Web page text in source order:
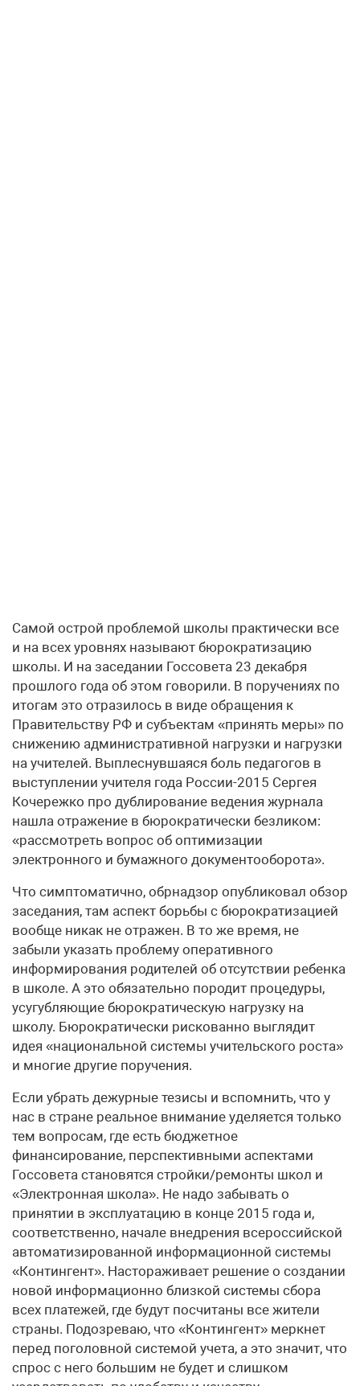
Самой острой проблемой школы практически все
и на всех уровнях называют бюрократизацию
школы. И на заседании Госсовета 23 декабря
прошлого года об этом говорили. В поручениях по
итогам это отразилось в виде обращения к
Правительству РФ и субъектам «принять меры» по
снижению административной нагрузки и нагрузки
на учителей. Выплеснувшаяся боль педагогов в
выступлении учителя года России-2015 Сергея
Кочережко про дублирование ведения журнала
нашла отражение в бюрократически безликом:
«рассмотреть вопрос об оптимизации
электронного и бумажного документооборота».
Что симптоматично, обрнадзор опубликовал обзор
заседания, там аспект борьбы с бюрократизацией
вообще никак не отражен. В то же время, не
забыли указать проблему оперативного
информирования родителей об отсутствии ребенка
в школе. А это обязательно породит процедуры,
усугубляющие бюрократическую нагрузку на
школу. Бюрократически рискованно выглядит
идея «национальной системы учительского роста»
и многие другие поручения.
Если убрать дежурные тезисы и вспомнить, что у
нас в стране реальное внимание уделяется только
тем вопросам, где есть бюджетное
финансирование, перспективными аспектами
Госсовета становятся стройки/ремонты школ и
«Электронная школа». Не надо забывать о
принятии в эксплуатацию в конце 2015 года и,
соответственно, начале внедрения всероссийской
автоматизированной информационной системы
«Контингент». Настораживает решение о создании
новой информационно близкой системы сбора
всех платежей, где будут посчитаны все жители
страны. Подозреваю, что «Контингент» меркнет
перед поголовной системой учета, а это значит, что
спрос с него большим не будет и слишком